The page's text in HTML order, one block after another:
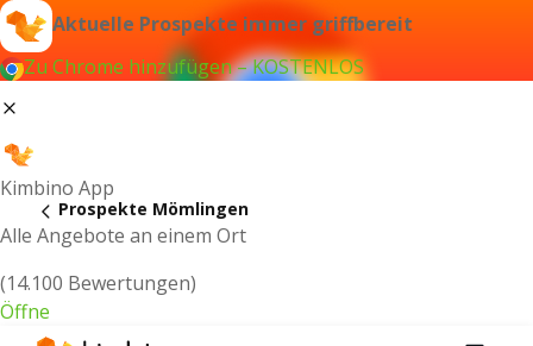
Aktuelle Prospekte immer griffbereit
Zu Chrome hinzufügen – KOSTENLOS
Kimbino App
Alle Angebote an einem Ort
(14.100 Bewertungen)
Öffne
Prospekte Mömlingen